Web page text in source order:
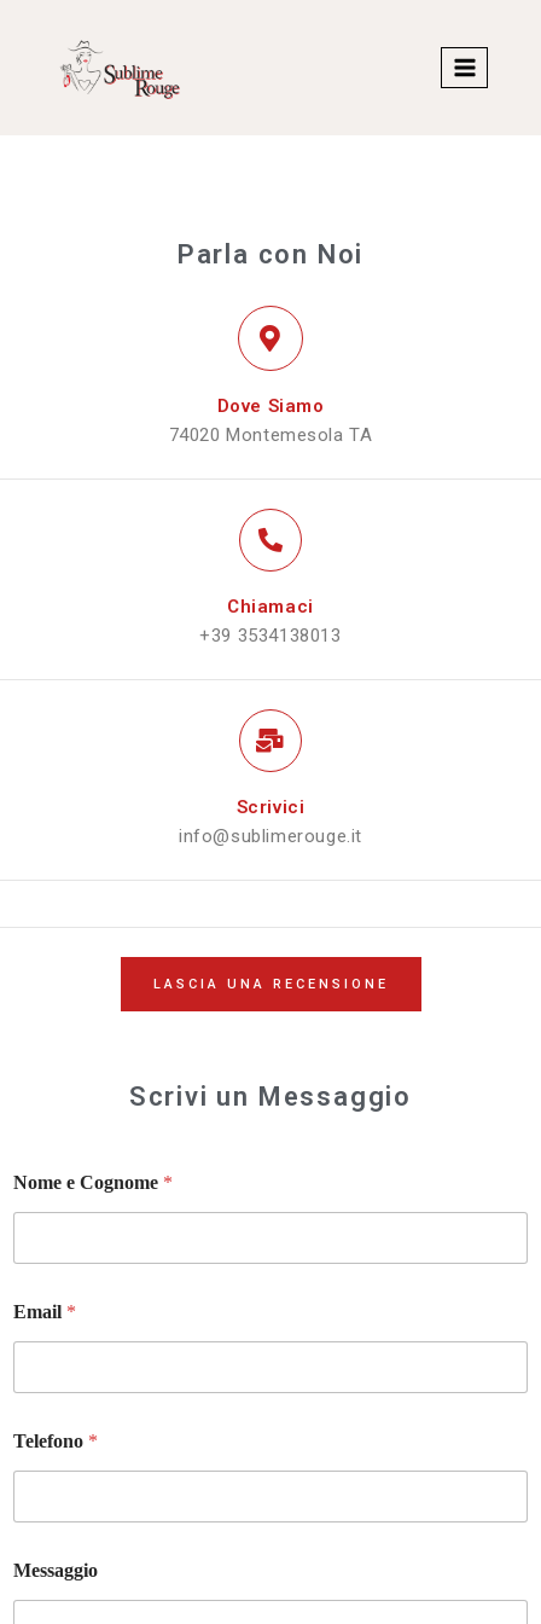
Parla con Noi
Dove Siamo
74020 Montemesola TA
Chiamaci
+39 3534138013
Scrivici
info@sublimerouge.it
LASCIA UNA RECENSIONE
Scrivi un Messaggio
Nome e Cognome *
Email *
Telefono *
Messaggio